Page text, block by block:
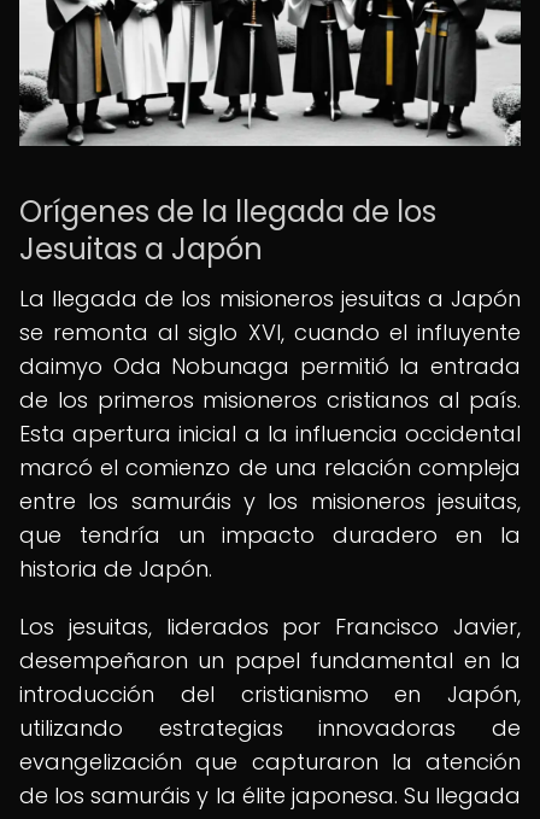
Orígenes de la llegada de los
Jesuitas a Japón
La llegada de los misioneros jesuitas a Japón
se remonta al siglo XVI, cuando el influyente
daimyo Oda Nobunaga permitió la entrada
de los primeros misioneros cristianos al país.
Esta apertura inicial a la influencia occidental
marcó el comienzo de una relación compleja
entre los samuráis y los misioneros jesuitas,
que tendría un impacto duradero en la
historia de Japón.
Los jesuitas, liderados por Francisco Javier,
desempeñaron un papel fundamental en la
introducción del cristianismo en Japón,
utilizando estrategias innovadoras de
evangelización que capturaron la atención
de los samuráis y la élite japonesa. Su llegada